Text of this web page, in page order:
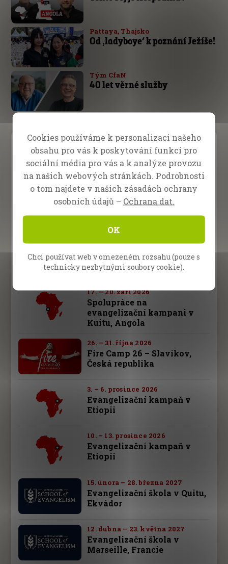
Pattaya, Thajsko
Od ‚ladyboye‘ k poznání Ježíše!
Tým CfaN
40 let věrné služby
Prosba o modlitbu
Dary
Budoucí akce
10. – 13. září 2026
Společná kampaň evangelia
v Malanje, Angola
17. – 20. září 2026
Spolupráce na
evangelizační kampani v
Kuitu, Angola
26. – 31. října 2026
Fire Camp 26 – Slavíkov,
Česká republika
3. – 6. prosince 2026
Evangelizační kampaň v
Etiopii
10. – 13. prosince 2026
Evangelizační kampaň v
Etiopii
15. února – 28. března 2027
Evangelizační škola v Quitu,
Ekvádor
12. dubna – 23. května 2027
Evangelizační škola v
Marseille, Francie
Cookies používáme k personalizaci našeho
obsahu pro vás k poskytování funkcí pro
sociální média pro vás a k analýze provozu
na našich webových stránkách. Podrobnosti
o tom najdete v našich zásadách ochrany
osobních údajů – Ochrana dat.
OK
Chci používat web v omezeném rozsahu (pouze s
technicky nezbytnými soubory cookie).